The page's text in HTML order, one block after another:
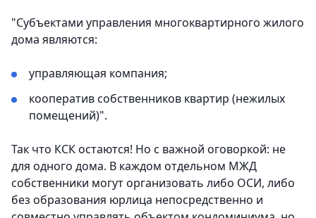
"Субъектами управления многоквартирного жилого
дома являются:
управляющая компания;
кооператив собственников квартир (нежилых
помещений)".
Так что КСК остаются! Но с важной оговоркой: не
для одного дома. В каждом отдельном МЖД
собственники могут организовать либо ОСИ, либо
без образования юрлица непосредственно и